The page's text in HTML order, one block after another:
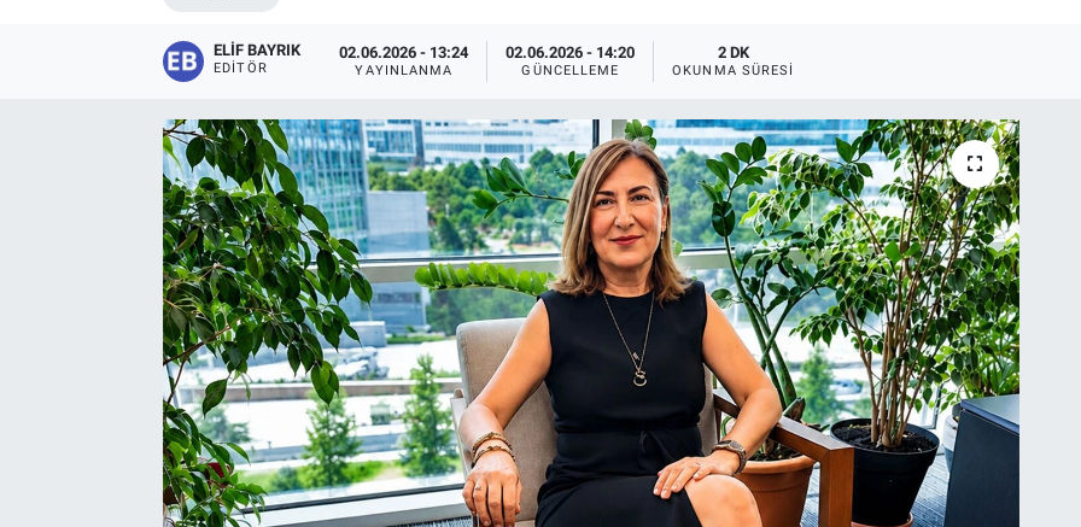
ELIF BAYRIK
EDITÖR
02.06.2026 - 13:24
YAYINLANMA
02.06.2026 - 14:20
GÜNCELLEME
2 DK
OKUNMA SÜRESI